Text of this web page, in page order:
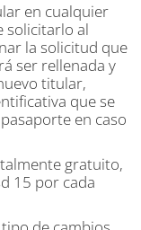
en cualquier
solicitarlo al
la solicitud que
ser rellenada y
titular,
que se
en caso
gratuito,
15 por cada